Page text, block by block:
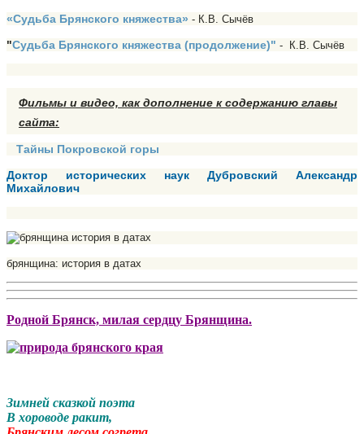
«Судьба Брянского княжества» - К.В. Сычёв
"Судьба Брянского княжества (продолжение)" - К.В. Сычёв
Фильмы и видео, как дополнение ксодержанию главы
сайта:
Тайны Покровской горы
Доктор исторических наук Дубровский Александр
Михайлович
брянщина: история в датах
Родной Брянск, милая сердцу Брянщина.
Зимней сказкой поэта
В хороводе ракит,